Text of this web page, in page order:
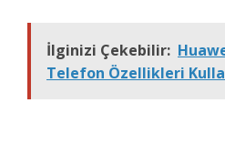
İlginizi Çekebilir:
Telefon Özellikleri